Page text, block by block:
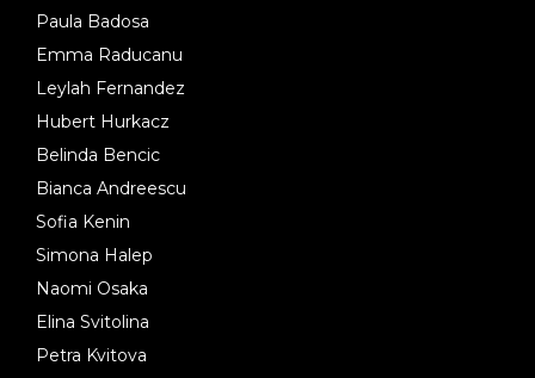
Paula Badosa
Emma Raducanu
Leylah Fernandez
Hubert Hurkacz
Belinda Bencic
Bianca Andreescu
Sofia Kenin
Simona Halep
Naomi Osaka
Elina Svitolina
Petra Kvitova